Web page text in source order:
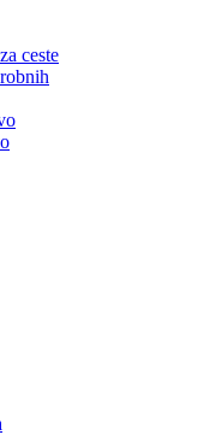
ceste